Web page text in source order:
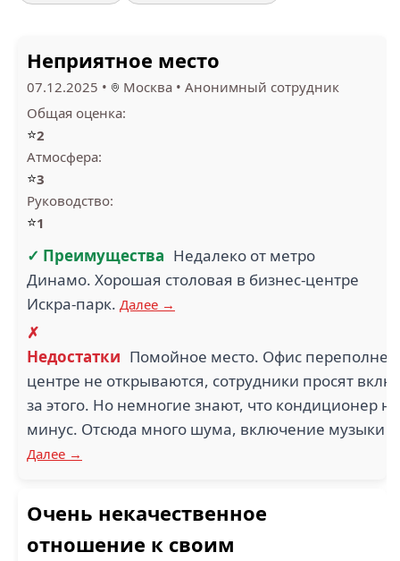
Неприятное место
07.12.2025 • Москва • Анонимный сотрудник
Общая оценка:
⭐2
Атмосфера:
⭐3
Руководство:
⭐1
✓ Преимущества Недалеко от метро
Динамо. Хорошая столовая в бизнес-центре
Искра-парк. Далее →
✗
Недостатки Помойное место. Офис
центре не открываются, сотрудники просят
за этого. Но немногие знают, что кондиционер
минус. Отсюда много шума, включение музыки и
Далее →
Очень некачественное
отношение к своим